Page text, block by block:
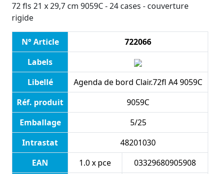
72 fls 21 x 29,7 cm 9059C - 24 cases - couverture
rigide
N° Article
722066
Labels
Libellé
Agenda de bord Clair.72fl A4 9059C
Réf. produit
9059C
Emballage
5/25
Intrastat
48201030
EAN
1.0 x pce
03329680905908